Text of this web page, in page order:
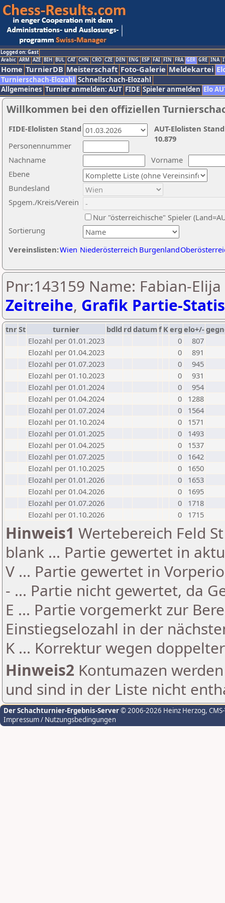
Logged on: Gast
Arabic ARM AZE BIH BUL CAT CHN CRO CZE DEN ENG ESP FAI FIN FRA GER GRE INA
Home TurnierDB Meisterschaft Foto-Galerie Meldekartei
Turnierschach-Elozahl Schnellschach-Elozahl
Allgemeines Turnier anmelden: AUT FIDE Spieler anmelden Elo
Willkommen bei den offiziellen
Nachname
Vorname
Ebene
Sortierung
Personennummer
Bundesland
Spgem./Kreis/Verein
Nur "österreichische" Spieler
Vereinslisten:Wien Niederösterreich Burgenland
AUT-Elolisten
10.879
FIDE-Elolisten Stand
Pnr:143159 Name: Fabian-
Zeitreihe, Grafik Partie-
tnrSt turnier bdld rd datumf Kerg elo+/-
Elozahl per 01.01.2023
0
807
Elozahl per 01.04.2023
0
891
Elozahl per 01.07.2023
0
945
Elozahl per 01.10.2023
0
931
Elozahl per 01.01.2024
0
954
Elozahl per 01.04.2024
0
1288
Elozahl per 01.07.2024
0
1564
Elozahl per 01.10.2024
0
1571
Elozahl per 01.01.2025
0
1493
Elozahl per 01.04.2025
0
1537
Elozahl per 01.07.2025
0
1642
Elozahl per 01.10.2025
0
1650
Elozahl per 01.01.2026
0
1653
Elozahl per 01.04.2026
0
1695
Elozahl per 01.07.2026
0
1718
Elozahl per 01.10.2026
0 1715
Hinweis1 Wertebereich Feld
blank ... Partie gewertet in
V ... Partie gewertet in
- ... Partie nicht gewertet, da
E ... Partie vorgemerkt zur
Einstiegselozahl in der
K ... Korrektur wegen
Hinweis2 Kontumazen
und sind in der Liste nicht
Der Schachturnier-Ergebnis-Server© 2006-2026 Heinz Herzog,
Impressum / Nutzungsbedingungen